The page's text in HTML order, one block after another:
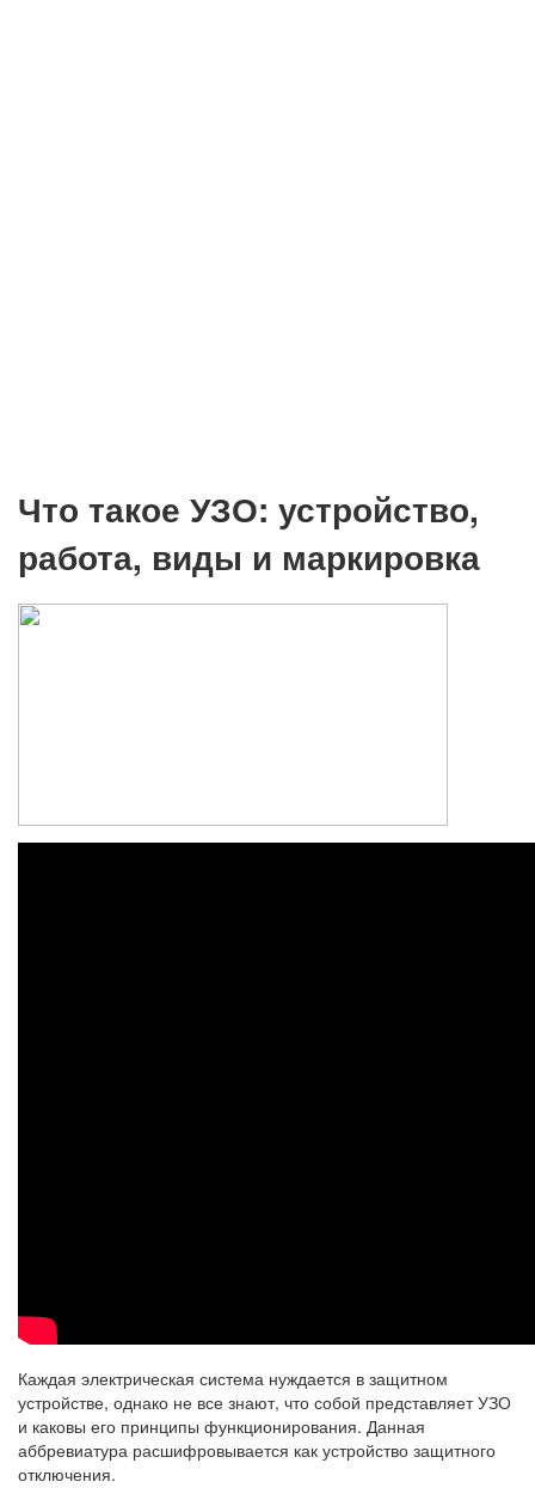
Что такое УЗО: устройство,
работа, виды и маркировка
Каждая электрическая система нуждается в защитном
устройстве, однако не все знают, что собой представляет УЗО
и каковы его принципы функционирования. Данная
аббревиатура расшифровывается как устройство защитного
отключения.